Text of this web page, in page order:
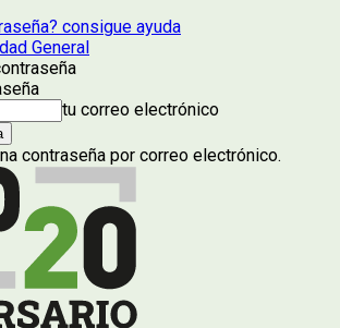
consigue ayuda
General
tu correo electrónico
contraseña por correo electrónico.